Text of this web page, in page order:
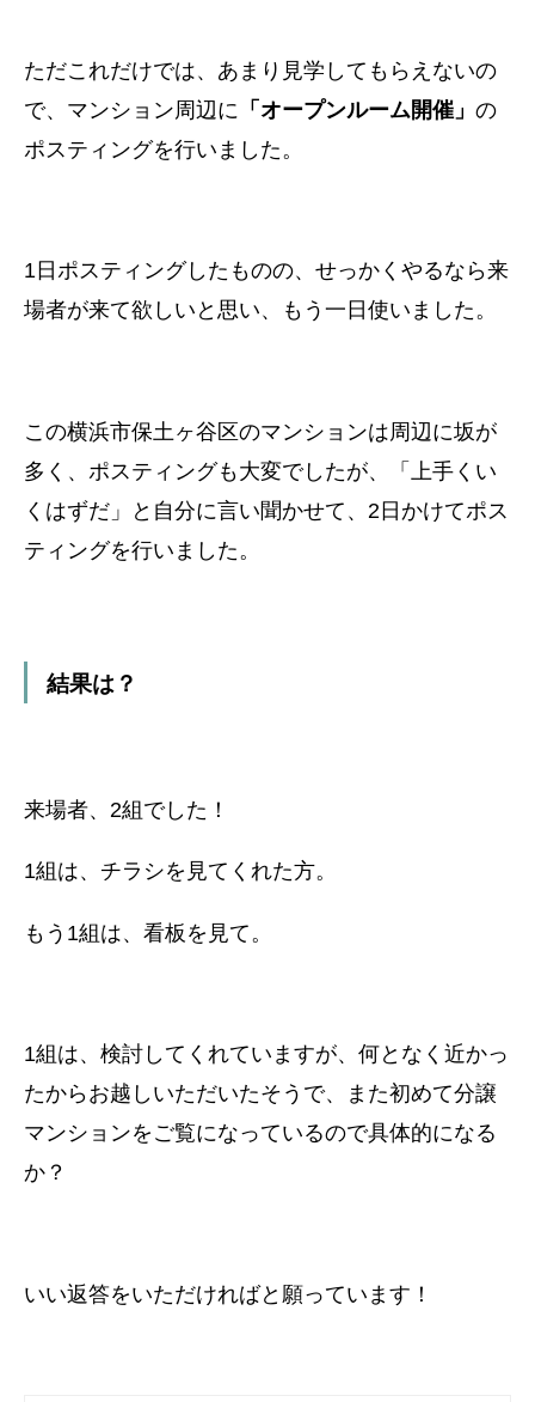
ただこれだけでは、あまり見学してもらえないの
で、 マンション周辺に 「オープンルーム開催」 の
ポスティングを行いました。
1日ポスティングしたものの、 せっかくやるなら来
場者が来て欲しいと思い、もう一日使いました。
この横浜市保土ヶ谷区のマンションは周辺に坂が
多く、 ポスティングも大変でしたが、
「上手くい
くはずだ」と自分に言い聞かせて、2日かけてポス
ティングを行いました。
結果は？
来場者、2組でした！
1組は、チラシを見てくれた方。
もう1組は、看板を見て。
1組は、検討してくれていますが、 何となく近かっ
たからお越しいただいたそうで、
また初めて分譲
マンションをご覧になっているので具体的になる
か？
いい返答をいただければと願っています！